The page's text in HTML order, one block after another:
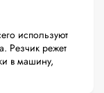
используют
Резчик режет
в машину,